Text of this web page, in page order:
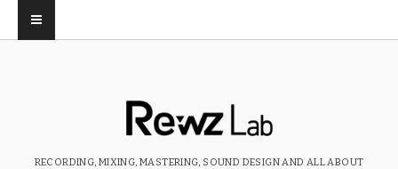
RECORDING, MIXING, MASTERING, SOUND DESIGN AND ALL ABOUT